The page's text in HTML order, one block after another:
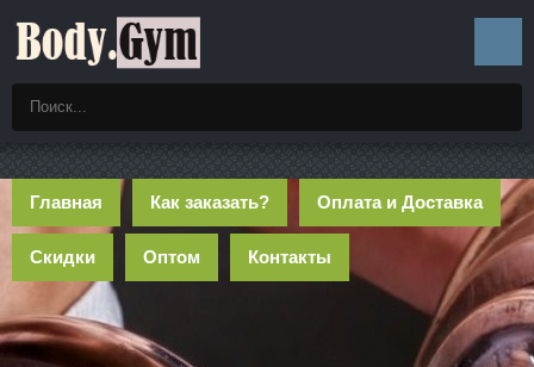
Главная Как заказать? Оплата и Доставка
Скидки Оптом Контакты